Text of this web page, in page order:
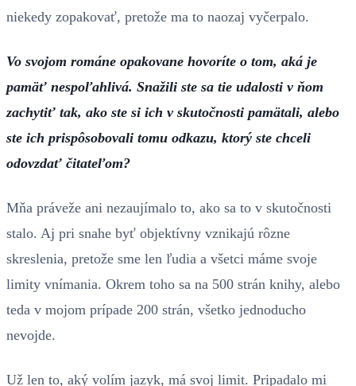
niekedy zopakovať, pretože ma to naozaj vyčerpalo.
Vo svojom románe opakovane hovoríte o tom, aká je
pamäť nespoľahlivá. Snažili ste sa tie udalosti v ňom
zachytiť tak, ako ste si ich v skutočnosti pamätali, alebo
ste ich prispôsobovali tomu odkazu, ktorý ste chceli
odovzdať čitateľom?
Mňa práveže ani nezaujímalo to, ako sa to v skutočnosti
stalo. Aj pri snahe byť objektívny vznikajú rôzne
skreslenia, pretože sme len ľudia a všetci máme svoje
limity vnímania. Okrem toho sa na 500 strán knihy, alebo
teda v mojom prípade 200 strán, všetko jednoducho
nevojde.
Už len to, aký volím jazyk, má svoj limit. Pripadalo mi